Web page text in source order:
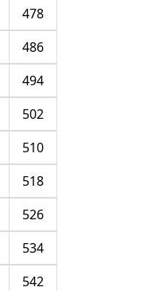
478
486
494
502
510
518
526
534
542